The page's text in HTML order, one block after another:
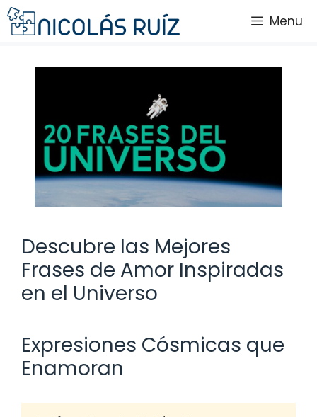
Saltar
al
Menu
Descubre las Mejores
Frases de Amor Inspiradas
en el Universo
Expresiones Cósmicas que
Enamoran